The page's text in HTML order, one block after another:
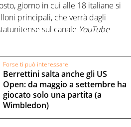
giorno in cui alle 18 italiane si
principali, che verrà dagli
sul canale YouTube
Forse ti può interessare
Berrettini salta anche gli US
Open: da maggio a settembre ha
giocato solo una partita (a
Wimbledon)